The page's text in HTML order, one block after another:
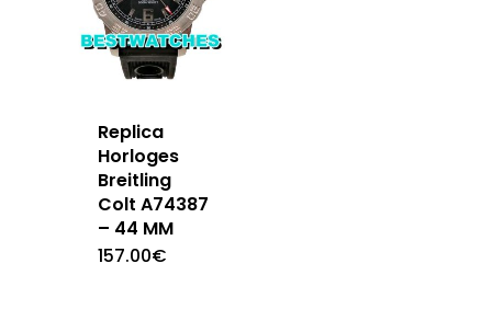
Replica
Horloges
Breitling
Colt A74387
– 44 MM
157.00€